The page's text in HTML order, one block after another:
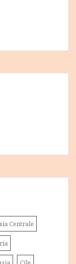
Centrale